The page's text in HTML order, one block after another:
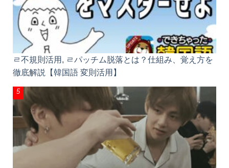
ㄹ不規則活用, ㄹパッチム脱落とは？仕組み、覚え方
を徹底解説【韓国語 変則活用】